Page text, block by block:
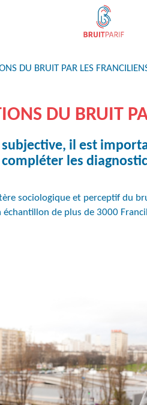
DU BRUIT PAR LES
DU BRUIT
il est
les
sociologique et perceptif du
de plus de 3000